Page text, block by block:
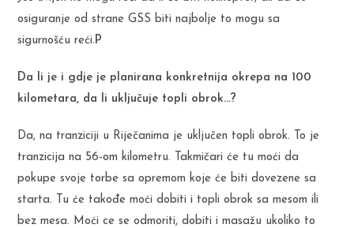
osiguranje od strane GSS biti najbolje to mogu sa
sigurnošću reći. P
Da li je i gdje je planirana konkretnija okrepa na 100
kilometara, da li uključuje topli obrok…?
Da, na tranziciji u Riječanima je uključen topli obrok. To je
tranzicija na 56-om kilometru. Takmičari će tu moći da
pokupe svoje torbe sa opremom koje će biti dovezene sa
starta. Tu će takođe moći dobiti i topli obrok sa mesom ili
bez mesa. Moći ce se odmoriti, dobiti i masažu ukoliko to